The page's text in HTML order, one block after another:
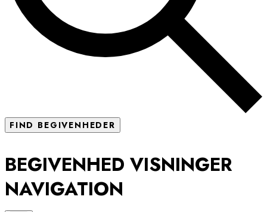
FIND BEGIVENHEDER
BEGIVENHED VISNINGER
NAVIGATION